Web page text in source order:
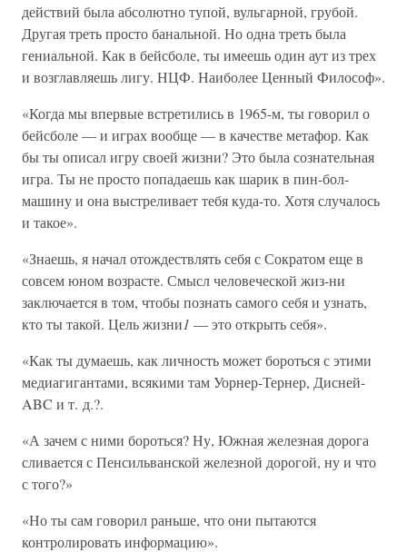
действий была абсолютно тупой, вульгарной, грубой.
Другая треть просто банальной. Но одна треть была
гениальной. Как в бейсболе, ты имеешь один аут из трех
и возглавляешь лигу. НЦФ. Наиболее Ценный Философ».
«Когда мы впервые встретились в 1965-м, ты говорил о
бейсболе — и играх вообще — в качестве метафор. Как
бы ты описал игру своей жизни? Это была сознательная
игра. Ты не просто попадаешь как шарик в пин-бол-
машину и она выстреливает тебя куда-то. Хотя случалось
и такое».
«Знаешь, я начал отождествлять себя с Сократом еще в
совсем юном возрасте. Смысл человеческой жиз-ни
заключается в том, чтобы познать самого себя и узнать,
кто ты такой. Цель жизни1 — это открыть себя».
«Как ты думаешь, как личность может бороться с этими
медиагигантами, всякими там Уорнер-Тернер, Дисней-
ABC и т. д.?.
«А зачем с ними бороться? Ну, Южная железная дорога
сливается с Пенсильванской железной дорогой, ну и что
с того?»
«Но ты сам говорил раньше, что они пытаются
контролировать информацию».